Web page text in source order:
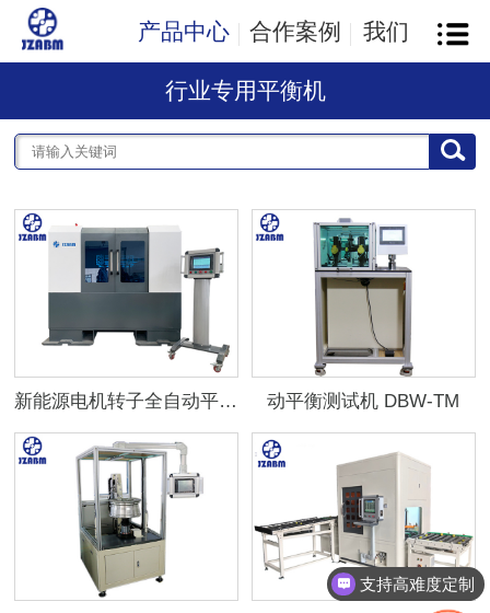
产品中心 合作案例 我们
行业专用平衡机
新能源电机转子全自动平衡机 动平衡测试机 DBW-TM
支持高难度定制